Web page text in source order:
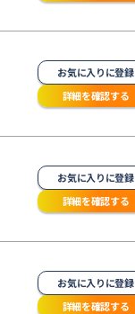
お気に入りに登録
詳細を確認する
お気に入りに登録
詳細を確認する
お気に入りに登録
詳細を確認する